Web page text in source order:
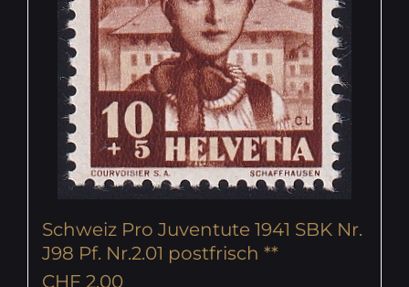
Schweiz Pro Juventute 1941 SBK Nr.
J98 Pf. Nr.2.01 postfrisch **
CHF 2.00